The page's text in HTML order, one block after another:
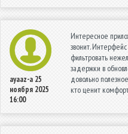
ayaaz-a 25
ноября 2025
16:00
Интересное
звонит.
фильтровать
задержки в
довольно
кто ценит